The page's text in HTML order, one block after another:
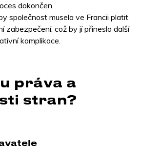
dokončen.
společnost musela ve Francii platit
zabezpečení, což by jí přineslo další
komplikace.
práva a
stran?